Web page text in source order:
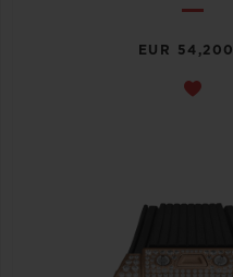
EUR 54,200